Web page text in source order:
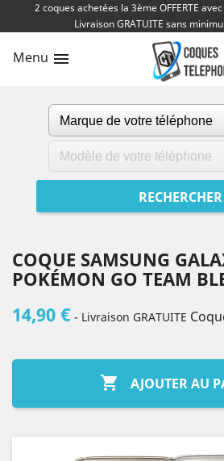
2 coques achetées la 3ème OFFERTE
Livraison GRATUITE sans
Menu 
COQUE SAMSUNG
POKÉMON GO TEAM
14,90 € - Livraison GRATUITE
 AJOUTER AU